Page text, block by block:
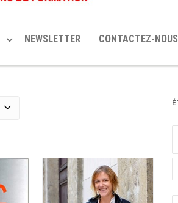
NEWSLETTER CONTACTEZ-